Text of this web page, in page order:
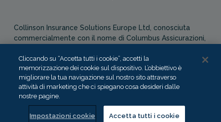
Collinson Insurance Solutions Europe Ltd, conosciuta
commercialmente con il nome di Columbus Assicurazioni,
Authority in qualità di agente assicurativo (Distribution Act
-Cap. 487). In Italia, Columbus Assicurazioni è soggetta
alla vigilanza dell’IVASS.
Cliccando su “Accetta tutti i cookie”, accetti la
memorizzazione dei cookie sul dispositivo. L’obbiettivo è
migliorare la tua navigazione sul nostro sito attraverso
attività di marketing che ci spiegano cosa desideri dalle
nostre pagine.
Impostazioni cookie Accetta tutti i cookie